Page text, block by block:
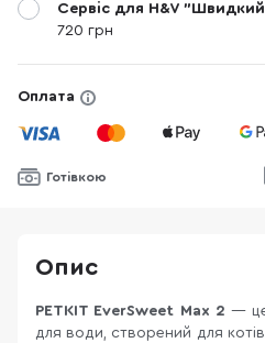
Сервіс для H&V "Швидкий
720 грн
Оплата
Готівкою
Опис
PETKIT EverSweet Max 2 — це
для води, створений для